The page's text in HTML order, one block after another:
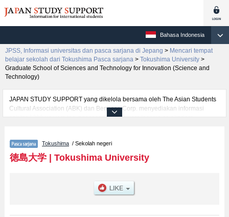
Bahasa Indonesia
JPSS, Informasi universitas dan pasca sarjana di Jepang > Mencari tempat
belajar sekolah dari Tokushima Pasca sarjana > Tokushima University >
Graduate School of Sciences and Technology for Innovation (Science and
Technology)
JAPAN STUDY SUPPORT yang dikelola bersama oleh The Asian Students
Cultural Association (ABK) dan Benesse Corp. menyediakan informasi
sekitar 1300 universitas, pascasarjana, universitas yunior, akademi
informasi per jurusan riset seperti %% research %%, serta berbagai
informasi yang berguna bagi mahasiswa(i) mancanegara seperti kuota
untuk jumlah pendaftar dan jumlah kelulusan ujian masuk mahasiswa(i)
jalan, dan lainnya. Silakan memanfaatkannya.
Tokushima / Sekolah negeri
徳島大学| Tokushima University